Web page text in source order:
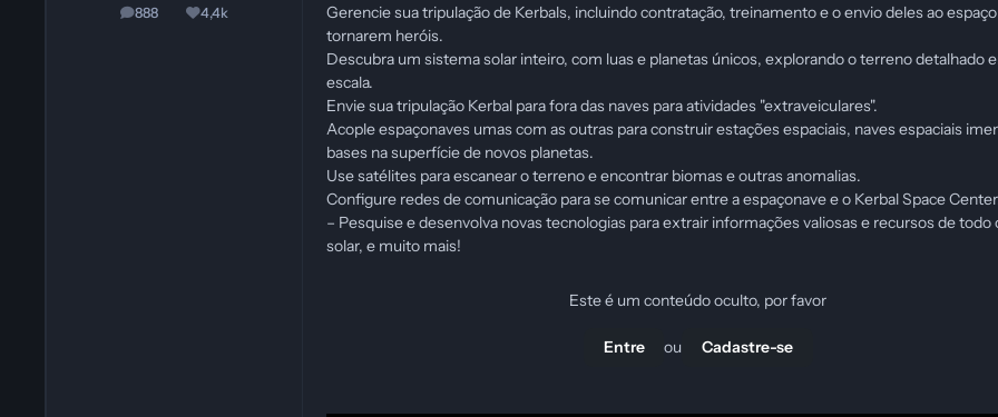
888
posts 4,4k
Reputação
Gerencie sua tripulação de Kerbals, incluindo contratação, treinamento e o envio deles ao
tornarem heróis.
Descubra um sistema solar inteiro, com luas e planetas únicos, explorando o terreno detalhado
escala.
Envie sua tripulação Kerbal para fora das naves para atividades "extraveiculares".
Acople espaçonaves umas com as outras para construir estações espaciais, naves espaciais
bases na superfície de novos planetas.
Use satélites para escanear o terreno e encontrar biomas e outras anomalias.
Configure redes de comunicação para se comunicar entre a espaçonave e o Kerbal Space
– Pesquise e desenvolva novas tecnologias para extrair informações valiosas e recursos de todo
solar, e muito mais!
Este é um conteúdo oculto, por favor
Entre ou Cadastre-se